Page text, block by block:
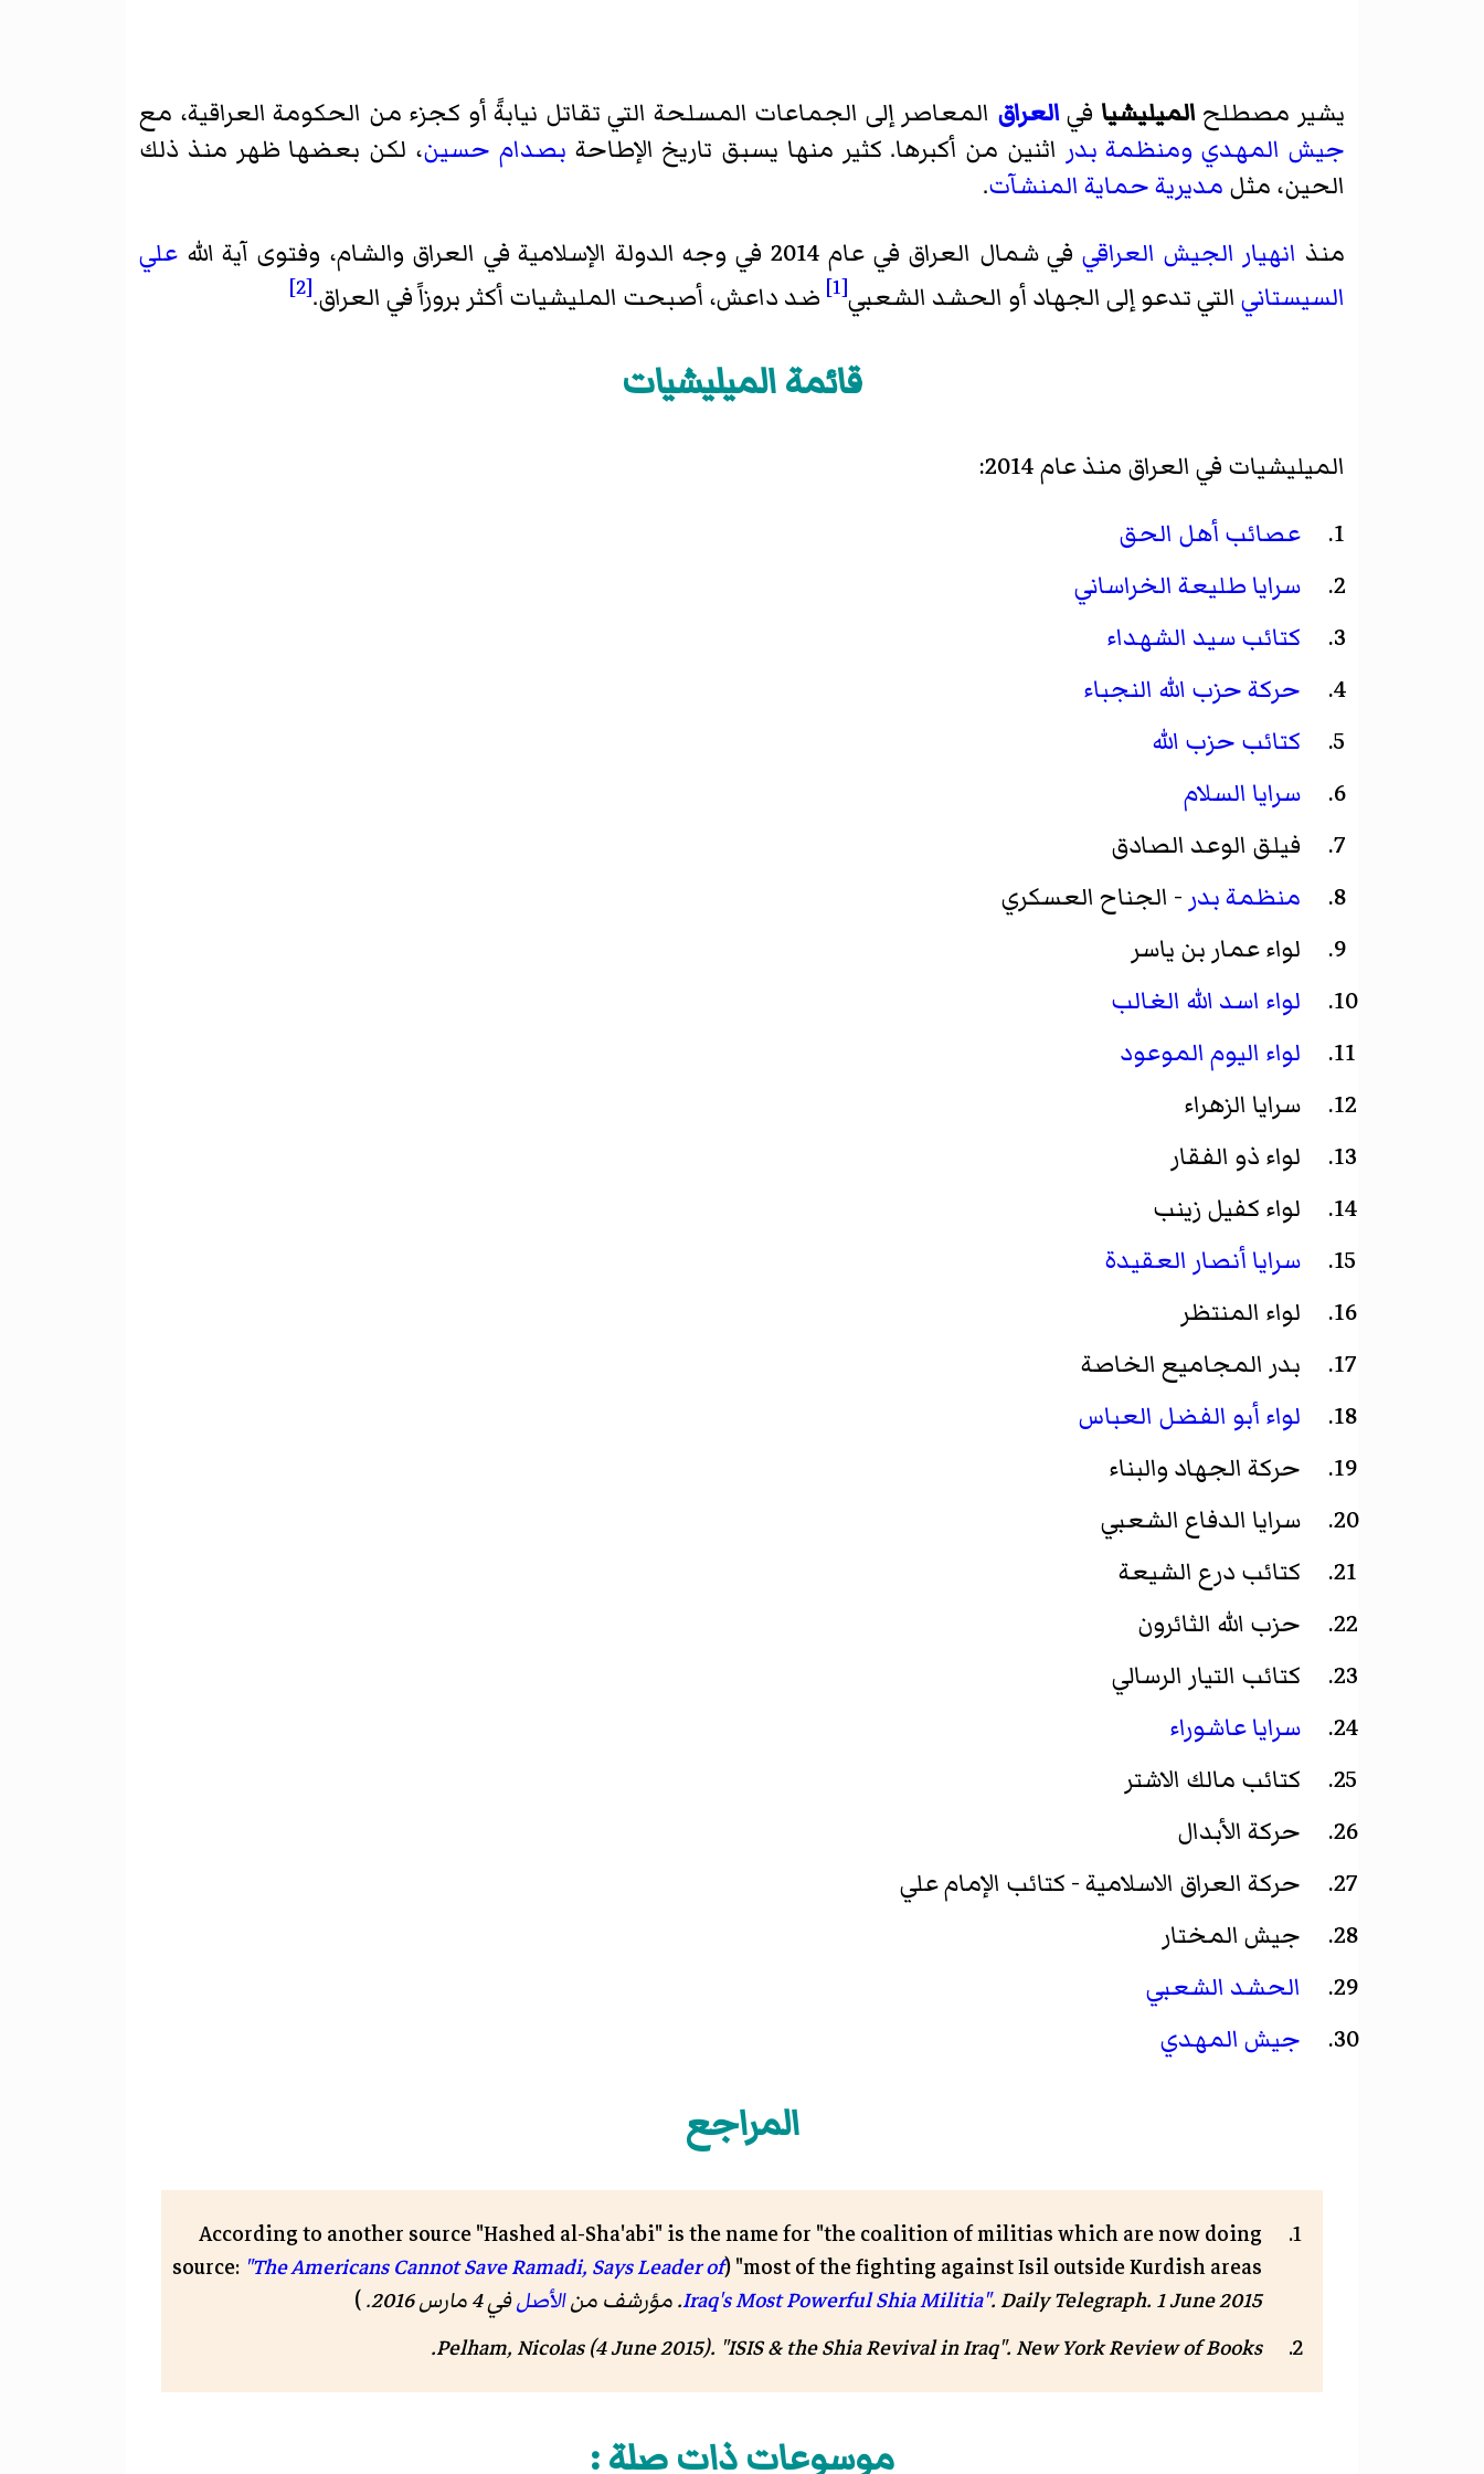
يشير مصطلح الميليشيا في العراق المعاصر إلى الجماعات المسلحة التي تقاتل نيابةً أو كجزء من الحكومة العراقية، مع
جيش المهدي ومنظمة بدر اثنين من أكبرها. كثير منها يسبق تاريخ الإطاحة بصدام حسين، لكن بعضها ظهر منذ ذلك
الحين، مثل مديرية حماية المنشآت.
منذ انهيار الجيش العراقيفي شمال العراق في عام 2014 في وجه الدولة الإسلامية في العراق والشام، وفتوى آية الله
علي
السيستاني التي تدعو إلى الجهاد أو الحشد الشعبي[1] ضد داعش، أصبحت المليشيات أكثر بروزاً في العراق.[2]
قائمة الميليشيات
الميليشيات في العراق منذ عام 2014:
عصائب أهل الحق
سرايا طليعة الخراساني
كتائب سيد الشهداء
حركة حزب الله النجباء
كتائب حزب الله
سرايا السلام
فيلق الوعد الصادق
منظمة بدر - الجناح العسكري
لواء عمار بن ياسر
لواء اسد الله الغالب
لواء اليوم الموعود
سرايا الزهراء
لواء ذو الفقار
لواء كفيل زينب
سرايا أنصار العقيدة
لواء المنتظر
بدر المجاميع الخاصة
لواء أبو الفضل العباس
حركة الجهاد والبناء
سرايا الدفاع الشعبي
كتائب درع الشيعة
حزب الله الثائرون
كتائب التيار الرسالي
سرايا عاشوراء
كتائب مالك الاشتر
حركة الأبدال
حركة العراق الاسلامية - كتائب الإمام علي
جيش المختار
الحشد الشعبي
جيش المهدي
المراجع
According to another source "Hashed al-Sha'abi" is the name for "the coalition of militias which are now doing
most of the fighting against Isil outside Kurdish areas" (source:
"The Americans Cannot Save Ramadi, Says Leader of
Iraq's Most Powerful Shia Militia". Daily Telegraph. 1 June 2015. مؤرشف من الأصلفي 4 مارس 2016 .
)
Pelham, Nicolas (4 June 2015). "ISIS & the Shia Revival in Iraq".New York Review of Books
.
موسوعات ذات صلة :